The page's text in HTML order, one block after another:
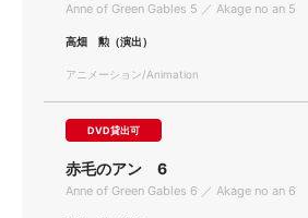
Anne of Green Gables 5 ／ Akage no an 5
高畑 勲（演出）
アニメーション/Animation
DVD貸出可
赤毛のアン 6
Anne of Green Gables 6 ／ Akage no an 6